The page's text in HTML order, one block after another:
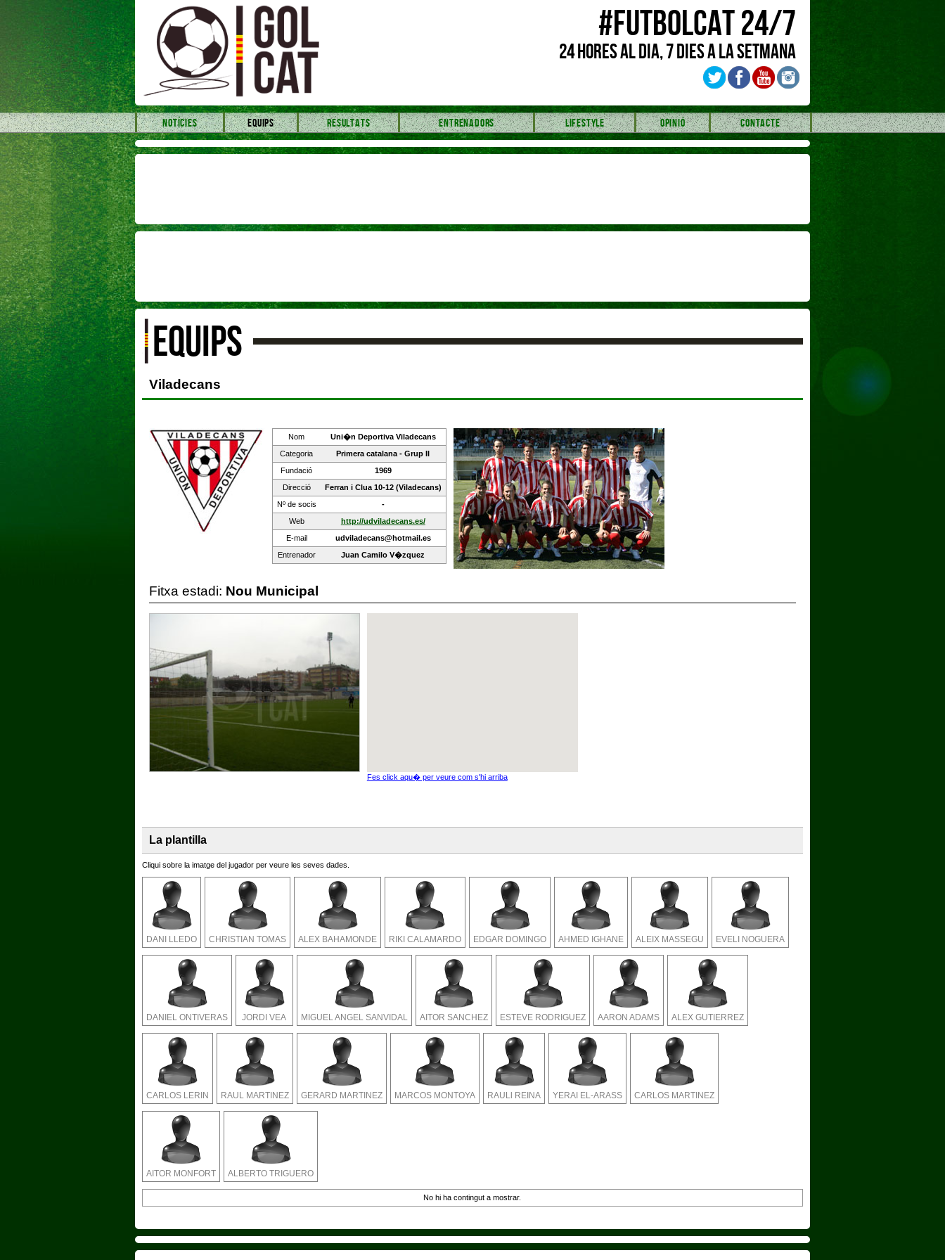
#FUTBOLCAT 24/7
24 HORES AL DIA, 7 DIES A LA SETMANA
NOTÍCIES EQUIPS RESULTATS ENTRENADORS LIFESTYLE OPINIÓ CONTACTE
EQUIPS
Viladecans
Nom
Uni�n Deportiva Viladecans
Categoria
Primera catalana - Grup II
Fundació
1969
Direcció
Ferran i Clua 10-12 (Viladecans)
Nº de socis
-
Web
http://udviladecans.es/
E-mail
udviladecans@hotmail.es
Entrenador
Juan Camilo V�zquez
Fitxa estadi: Nou Municipal
Fes click aqu� per veure com s'hi arriba
La plantilla
Cliqui sobre la imatge del jugador per veure les seves dades.
DANI LLEDO CHRISTIAN TOMAS ALEX BAHAMONDE RIKI CALAMARDO EDGAR DOMINGO AHMED IGHANE ALEIX MASSEGU EVELI NOGUERA
DANIEL ONTIVERAS JORDI VEA MIGUEL ANGEL SANVIDAL AITOR SANCHEZ ESTEVE RODRIGUEZ AARON ADAMS ALEX GUTIERREZ
CARLOS LERIN RAUL MARTINEZ GERARD MARTINEZ MARCOS MONTOYA RAULl REINA YERAI EL-ARASS CARLOS MARTINEZ
AITOR MONFORT ALBERTO TRIGUERO
No hi ha contingut a mostrar.